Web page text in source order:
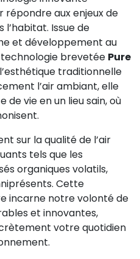
aux enjeux de
Issue de
et développement au
technologie brevetée Pure
traditionnelle
l’air ambiant, elle
vie en un lieu sain, où
sur la qualité de l’air
tels que les
organiques volatils,
Cette
incarne notre volonté de
et innovantes,
votre quotidien